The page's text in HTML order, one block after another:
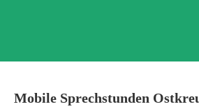
Mobile Sprechstunden